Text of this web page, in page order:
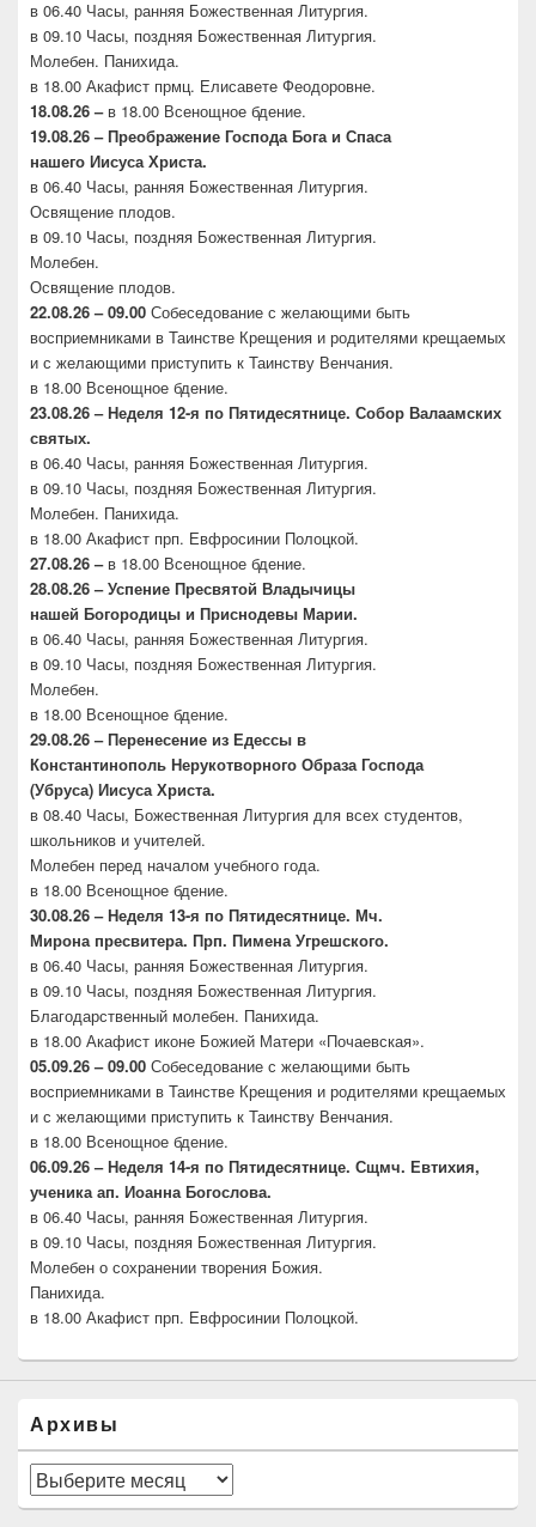
в 06.40 Часы, ранняя Божественная Литургия.
в 09.10 Часы, поздняя Божественная Литургия.
Молебен. Панихида.
в 18.00 Акафист прмц. Елисавете Феодоровне.
18.08.26 –в 18.00 Всенощное бдение.
19.08.26 – Преображение Господа Бога и Спаса
нашего Иисуса Христа.
в 06.40 Часы, ранняя Божественная Литургия.
Освящение плодов.
в 09.10 Часы, поздняя Божественная Литургия.
Молебен.
Освящение плодов.
22.08.26 – 09.00 Собеседование с желающими быть
восприемниками в Таинстве Крещения и родителями крещаемых
и с желающими приступить к Таинству Венчания.
в 18.00 Всенощное бдение.
23.08.26 – Неделя 12-я по Пятидесятнице. Собор Валаамских
святых.
в 06.40 Часы, ранняя Божественная Литургия.
в 09.10 Часы, поздняя Божественная Литургия.
Молебен. Панихида.
в 18.00 Акафист прп. Евфросинии Полоцкой.
27.08.26 –в 18.00 Всенощное бдение.
28.08.26 – Успение Пресвятой Владычицы
нашей Богородицы и Приснодевы Марии.
в 06.40 Часы, ранняя Божественная Литургия.
в 09.10 Часы, поздняя Божественная Литургия.
Молебен.
в 18.00 Всенощное бдение.
29.08.26 – Перенесение из Едессы в
Константинополь Нерукотворного Образа Господа
(Убруса) Иисуса Христа.
в 08.40 Часы, Божественная Литургия для всех студентов,
школьников и учителей.
Молебен перед началом учебного года.
в 18.00 Всенощное бдение.
30.08.26 – Неделя 13-я по Пятидесятнице. Мч.
Мирона пресвитера. Прп. Пимена Угрешского.
в 06.40 Часы, ранняя Божественная Литургия.
в 09.10 Часы, поздняя Божественная Литургия.
Благодарственный молебен. Панихида.
в 18.00 Акафист иконе Божией Матери «Почаевская».
05.09.26 – 09.00 Собеседование с желающими быть
восприемниками в Таинстве Крещения и родителями крещаемых
и с желающими приступить к Таинству Венчания.
в 18.00 Всенощное бдение.
06.09.26 – Неделя 14-я по Пятидесятнице. Сщмч. Евтихия,
ученика ап. Иоанна Богослова.
в 06.40 Часы, ранняя Божественная Литургия.
в 09.10 Часы, поздняя Божественная Литургия.
Молебен о сохранении творения Божия.
Панихида.
в 18.00 Акафист прп. Евфросинии Полоцкой.
Архивы
Архивы